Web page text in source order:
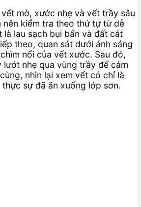
mờ, xước nhẹ và vết trầy sâu
nên kiểm tra theo thứ tự từ dễ
là lau sạch bụi bẩn và đất cát
theo, quan sát dưới ánh sáng
nổi của vết xước. Sau đó,
lướt nhẹ qua vùng trầy để cảm
nhìn lại xem vết có chỉ là
sự đã ăn xuống lớp sơn.